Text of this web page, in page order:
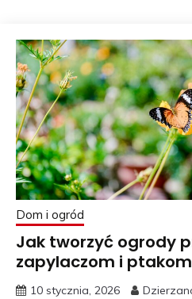
Dom i ogród
Jak tworzyć ogrody
zapylaczom i ptakom
10 stycznia, 2026